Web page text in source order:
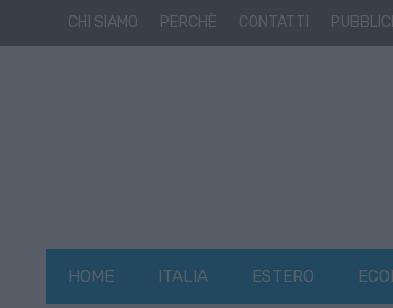
CHI SIAMO PERCHÈ CONTATTI
HOME ITALIA ESTERO